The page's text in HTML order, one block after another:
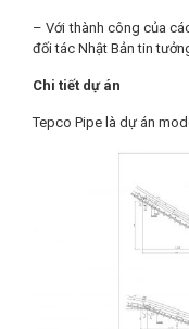
– Với thành công của
đối tác Nhật Bản tin
Chi tiết dự án
Tepco Pipe là dự án